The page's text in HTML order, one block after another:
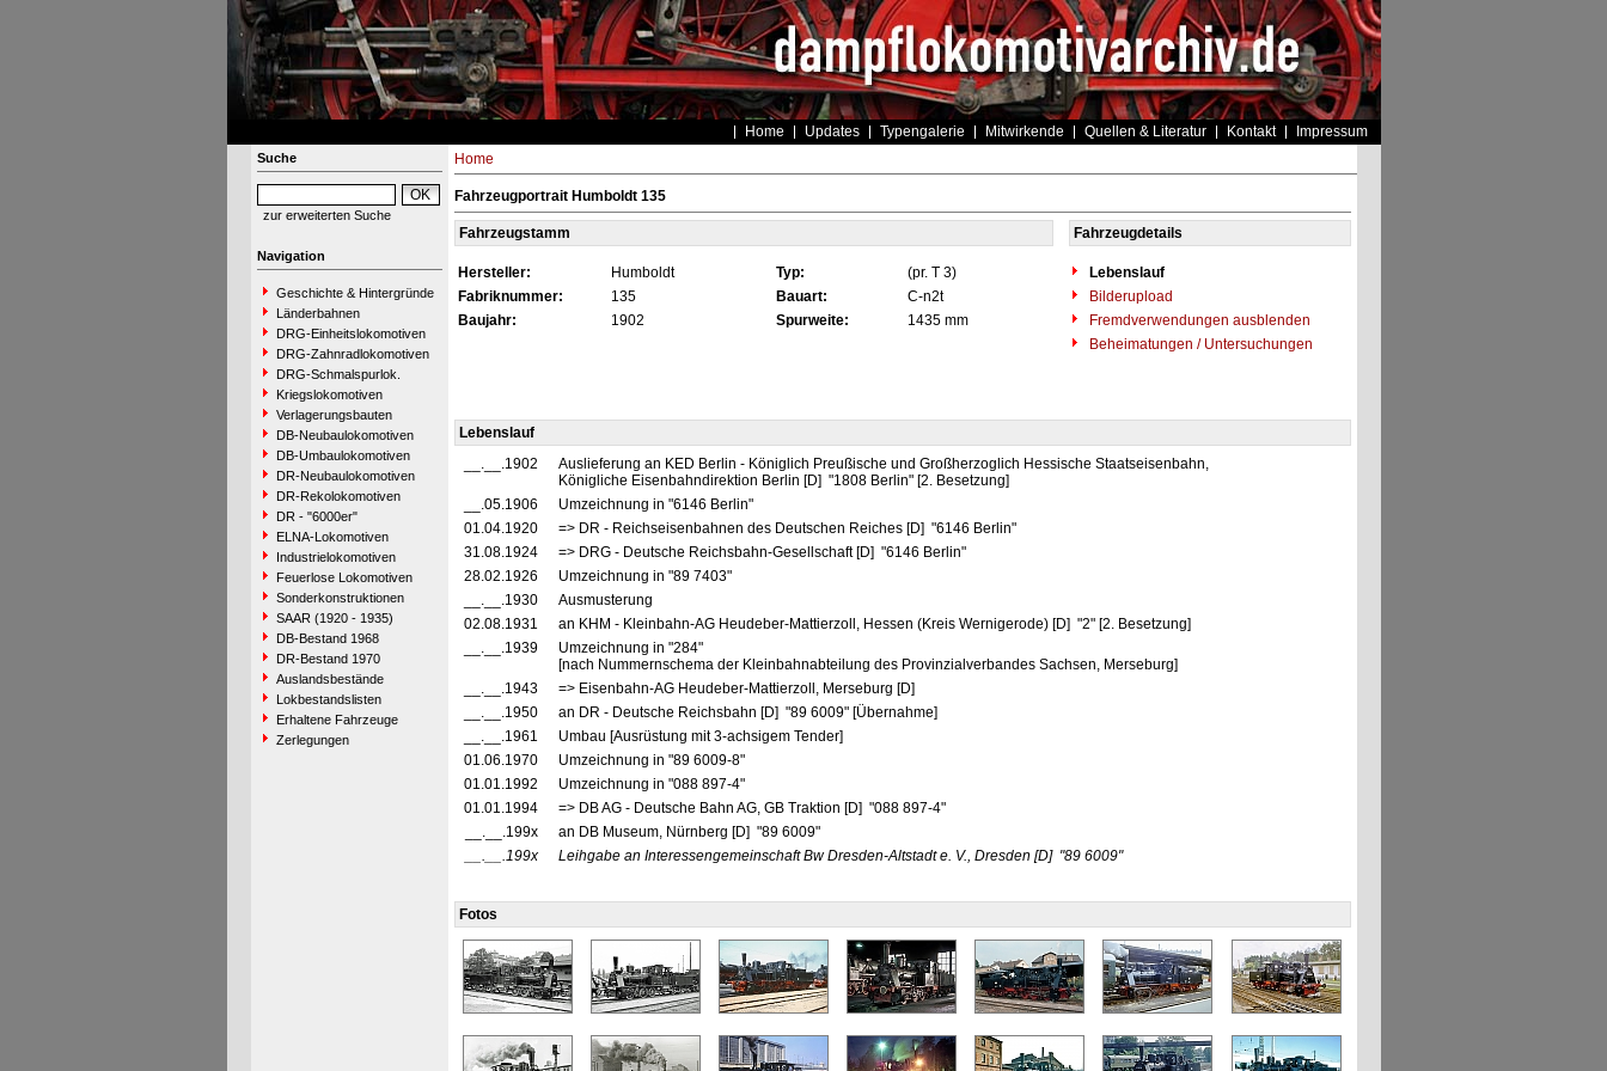
Home Updates Typengalerie Mitwirkende Quellen & Literatur Kontakt Impressum
Suche
zur erweiterten Suche
Navigation
Geschichte & Hintergründe
Länderbahnen
DRG-Einheitslokomotiven
DRG-Zahnradlokomotiven
DRG-Schmalspurlok.
Kriegslokomotiven
Verlagerungsbauten
DB-Neubaulokomotiven
DB-Umbaulokomotiven
DR-Neubaulokomotiven
DR-Rekolokomotiven
DR - "6000er"
ELNA-Lokomotiven
Industrielokomotiven
Feuerlose Lokomotiven
Sonderkonstruktionen
SAAR (1920 - 1935)
DB-Bestand 1968
DR-Bestand 1970
Auslandsbestände
Lokbestandslisten
Erhaltene Fahrzeuge
Zerlegungen
Home
Fahrzeugportrait Humboldt 135
Fahrzeugstamm Fahrzeugdetails
Hersteller: Humboldt Typ: (pr. T 3)
Lebenslauf
Fabriknummer:
135 Bauart: C-n2t
Bilderupload
Baujahr:
1902 Spurweite: 1435 mm
Fremdverwendungen ausblenden
Beheimatungen / Untersuchungen
Lebenslauf
__.__.1902
Auslieferung an KED Berlin - Königlich Preußische und Großherzoglich Hessische Staatseisenbahn,
Königliche Eisenbahndirektion Berlin [D] "1808 Berlin" [2. Besetzung]
__.05.1906
Umzeichnung in "6146 Berlin"
01.04.1920
=> DR - Reichseisenbahnen des Deutschen Reiches [D] "6146 Berlin"
31.08.1924
=> DRG - Deutsche Reichsbahn-Gesellschaft [D] "6146 Berlin"
28.02.1926
Umzeichnung in "89 7403"
__.__.1930
Ausmusterung
02.08.1931
an KHM - Kleinbahn-AG Heudeber-Mattierzoll, Hessen (Kreis Wernigerode) [D] "2" [2. Besetzung]
__.__.1939
Umzeichnung in "284"
[nach Nummernschema der Kleinbahnabteilung des Provinzialverbandes Sachsen, Merseburg]
__.__.1943
=> Eisenbahn-AG Heudeber-Mattierzoll, Merseburg [D]
__.__.1950
an DR - Deutsche Reichsbahn [D] "89 6009" [Übernahme]
__.__.1961
Umbau [Ausrüstung mit 3-achsigem Tender]
01.06.1970
Umzeichnung in "89 6009-8"
01.01.1992
Umzeichnung in "088 897-4"
01.01.1994
=> DB AG - Deutsche Bahn AG, GB Traktion [D] "088 897-4"
__.__.199x
an DB Museum, Nürnberg [D] "89 6009"
__.__.199x
Leihgabe an Interessengemeinschaft Bw Dresden-Altstadt e. V., Dresden [D] "89 6009"
Fotos